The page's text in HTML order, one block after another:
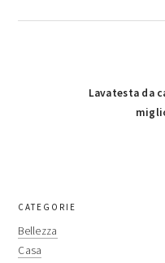
Next
Lavatesta da
primary
sidebar
CATEGORIE
Bellezza
Casa